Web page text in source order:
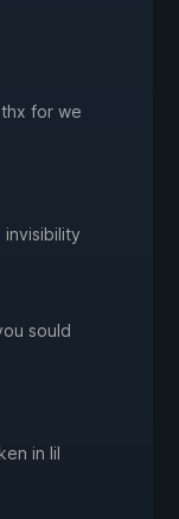
for we
sould
in lil